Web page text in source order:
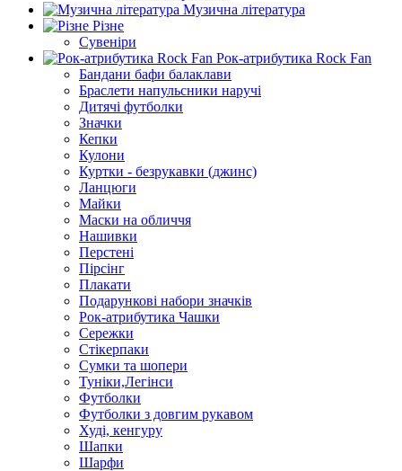
Музична література
Різне
Сувеніри
Рок-атрибутика Rock Fan
Бандани бафи балаклави
Браслети напульсники наручі
Дитячі футболки
Значки
Кепки
Кулони
Куртки - безрукавки (джинс)
Ланцюги
Майки
Маски на обличчя
Нашивки
Перстені
Пірсінг
Плакати
Подарункові набори значків
Рок-атрибутика Чашки
Сережки
Стікерпаки
Сумки та шопери
Туніки,Легінси
Футболки
Футболки з довгим рукавом
Худі, кенгуру
Шапки
Шарфи